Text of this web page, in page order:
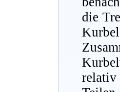
die